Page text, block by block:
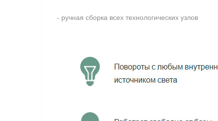
- ручная сборка всех технологических узлов